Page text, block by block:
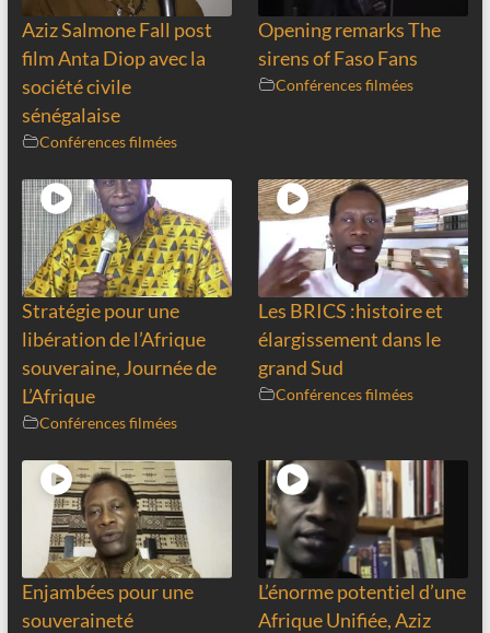
Aziz Salmone Fall post
film Anta Diop avec la
société civile
sénégalaise
Conférences filmées
Opening remarks The
sirens of Faso Fans
Conférences filmées
Stratégie pour une
libération de l’Afrique
souveraine, Journée de
L’Afrique
Conférences filmées
Les BRICS :histoire et
élargissement dans le
grand Sud
Conférences filmées
Enjambées pour une
souveraineté
L’énorme potentiel d’une
Afrique Unifiée, Aziz